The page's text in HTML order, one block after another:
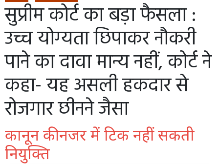
सुप्रीम कोर्ट का बड़ा फैसला :
उच्च योग्यता छिपाकर नौकरी
पाने का दावा मान्य नहीं, कोर्ट ने
कहा- यह असली हकदार से
रोजगार छीनने जैसा
कानून की नजर में टिक नहीं सकती
नियुक्ति